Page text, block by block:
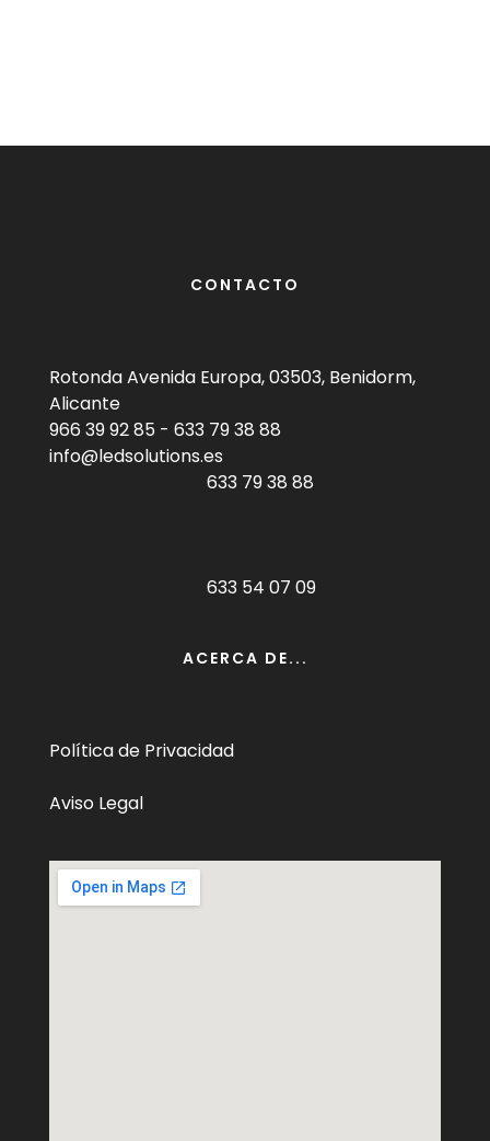
CONTACTO
Rotonda Avenida Europa, 03503, Benidorm,
Alicante
966 39 92 85 - 633 79 38 88
info@ledsolutions.es
633 79 38 88
633 54 07 09
ACERCA DE...
Política de Privacidad
Aviso Legal